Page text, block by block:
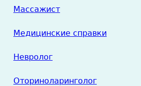
Массажист
Медицинские справки
Невролог
Оториноларинголог